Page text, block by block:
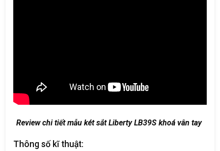
Review chi tiết mẫu két sắt Liberty LB39S khoá vân tay
Thông số kĩ thuật: